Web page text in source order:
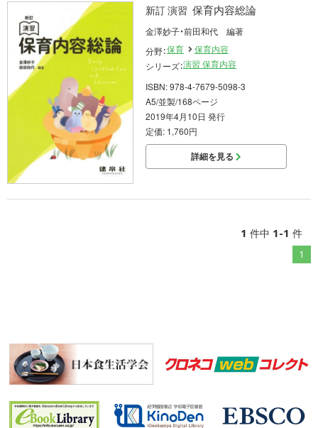
新訂 演習 保育内容総論
金澤妙子・前田和代 編著
分野：保育
保育内容
シリーズ：演習 保育内容
ISBN: 978-4-7679-5098-3
A5/並製/168ページ
2019年4月10日 発行
定価: 1,760円
詳細を見る
1 件中 1-1 件
1